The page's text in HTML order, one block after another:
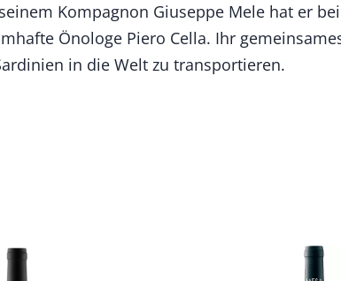
Kompagnon Giuseppe Mele hat er
Önologe Piero Cella. Ihr
in die Welt zu transportieren.